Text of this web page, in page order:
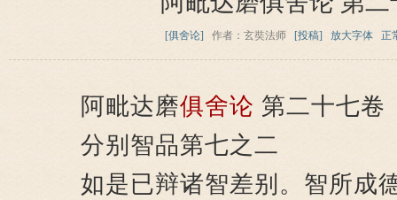
[俱舍论] 作者：玄奘法师 [投稿] 放大字体 正
阿毗达磨俱舍论 第二十七卷
分别智品第七之二
如是已辩诸智差别。智所成